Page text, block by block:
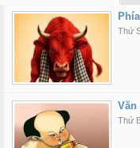
Thứ
Thứ